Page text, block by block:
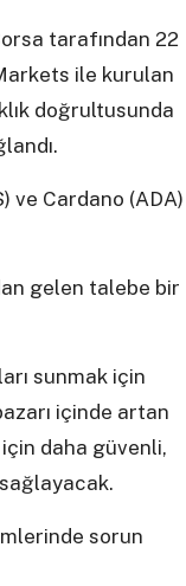
tarafından 22
ile kurulan
doğrultusunda
ve Cardano (ADA)
gelen talebe bir
sunmak için
içinde artan
daha güvenli,
sorun